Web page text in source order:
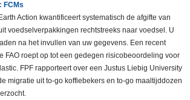
FCMs
Action kwantificeert systematisch de afgifte van
voedselverpakkingen rechtstreeks naar voedsel. U
na het invullen van uw gegevens. Een recent
FAO roept op tot een gedegen risicobeoordeling voor
FPF rapporteert over een Justus Liebig University
migratie uit to-go koffiebekers en to-go maaltijddozen